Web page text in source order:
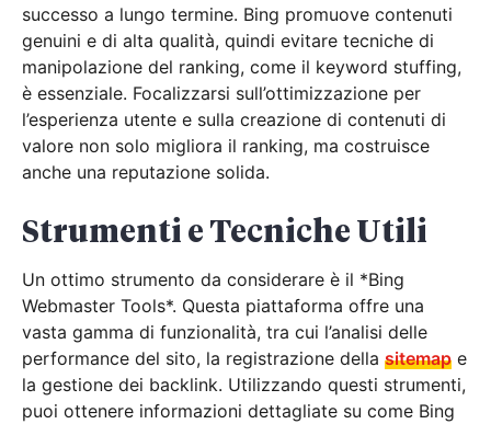
successo a lungo termine. Bing promuove contenuti
genuini e di alta qualità, quindi evitare tecniche di
manipolazione del ranking, come il keyword stuffing,
è essenziale. Focalizzarsi sull’ottimizzazione per
l’esperienza utente e sulla creazione di contenuti di
valore non solo migliora il ranking, ma costruisce
anche una reputazione solida.
Strumenti e Tecniche Utili
Un ottimo strumento da considerare è il *Bing
Webmaster Tools*. Questa piattaforma offre una
vasta gamma di funzionalità, tra cui l’analisi delle
performance del sito, la registrazione della sitemap e
la gestione dei backlink. Utilizzando questi strumenti,
puoi ottenere informazioni dettagliate su come Bing